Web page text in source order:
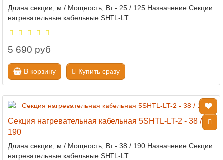
Длина секции, м / Мощность, Вт - 25 / 125 Назначение Секции
нагревательные кабельные SHTL-LT..
5 690 руб
В корзину Купить сразу
Секция нагревательная кабельная 5SHTL-LT-2 - 38 /
190
Длина секции, м / Мощность, Вт - 38 / 190 Назначение Секции
нагревательные кабельные SHTL-LT..